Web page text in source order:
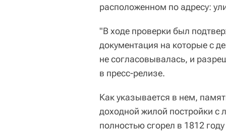
расположенном по адресу:
"В ходе проверки был
документация на которые с
не согласовывалась, и
в пресс-релизе.
Как указывается в нем,
доходной жилой постройки
полностью сгорел в 1812